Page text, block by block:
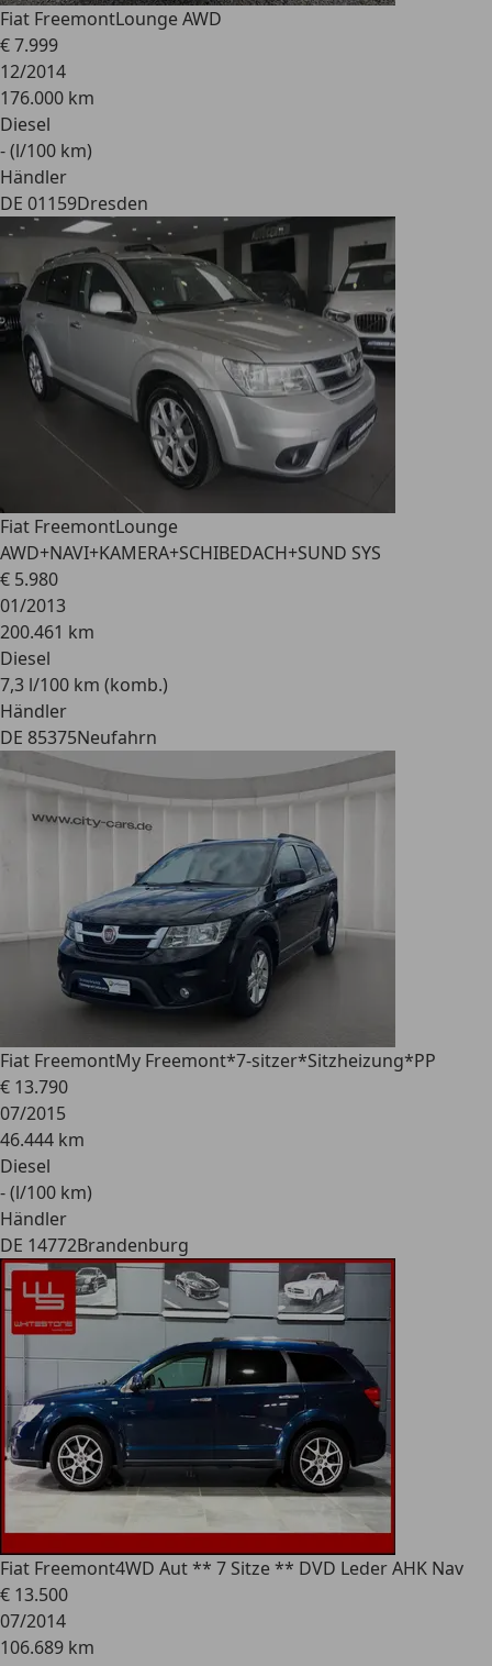
Fiat FreemontLounge AWD
€ 7.999
12/2014
176.000 km
Diesel
- (l/100 km)
Händler
DE 01159Dresden
Fiat FreemontLounge
AWD+NAVI+KAMERA+SCHIBEDACH+SUND SYS
€ 5.980
01/2013
200.461 km
Diesel
7,3 l/100 km (komb.)
Händler
DE 85375Neufahrn
Fiat FreemontMy Freemont*7-sitzer*Sitzheizung*PP
€ 13.790
07/2015
46.444 km
Diesel
- (l/100 km)
Händler
DE 14772Brandenburg
Fiat Freemont4WD Aut ** 7 Sitze ** DVD Leder AHK Nav
€ 13.500
07/2014
106.689 km